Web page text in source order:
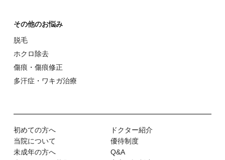
その他のお悩み
脱⽑
ホクロ除去
傷痕・傷痕修正
多汗症・ワキガ治療
初めての⽅へ
ドクター紹介
当院について
優待制度
未成年の方へ
Q&A